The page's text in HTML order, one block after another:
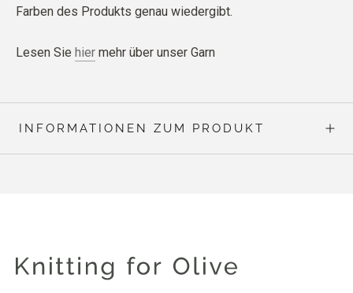
Farben des Produkts genau wiedergibt.
Lesen Sie hier mehr über unser Garn
INFORMATIONEN ZUM PRODUKT